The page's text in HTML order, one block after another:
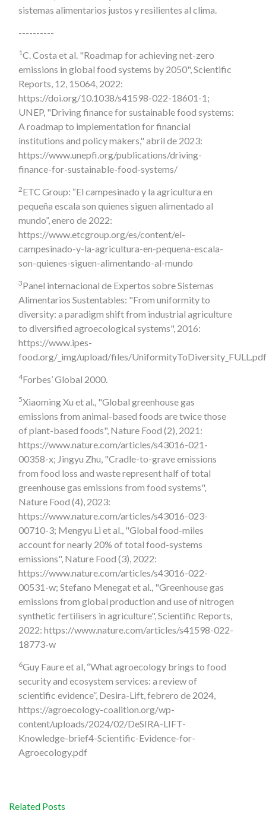
sistemas alimentarios justos y resilientes al clima.
----------
1C. Costa et al. "Roadmap for achieving net-zero
emissions in global food systems by 2050", Scientific
Reports, 12, 15064, 2022:
https://doi.org/10.1038/s41598-022-18601-1;
UNEP, "Driving finance for sustainable food systems:
A roadmap to implementation for financial
institutions and policy makers," abril de 2023:
https://www.unepfi.org/publications/driving-
finance-for-sustainable-food-systems/
2ETC Group: “El campesinado y la agricultura en
pequeña escala son quienes siguen alimentado al
mundo”, enero de 2022:
https://www.etcgroup.org/es/content/el-
campesinado-y-la-agricultura-en-pequena-escala-
son-quienes-siguen-alimentando-al-mundo
3Panel internacional de Expertos sobre Sistemas
Alimentarios Sustentables: "From uniformity to
diversity: a paradigm shift from industrial agriculture
to diversified agroecological systems", 2016:
https://www.ipes-
food.org/_img/upload/files/UniformityToDiversity_FULL.pdf
4Forbes’ Global 2000.
5Xiaoming Xu et al., "Global greenhouse gas
emissions from animal-based foods are twice those
of plant-based foods", Nature Food (2), 2021:
https://www.nature.com/articles/s43016-021-
00358-x; Jingyu Zhu, "Cradle-to-grave emissions
from food loss and waste represent half of total
greenhouse gas emissions from food systems",
Nature Food (4), 2023:
https://www.nature.com/articles/s43016-023-
00710-3; Mengyu Li et al., "Global food-miles
account for nearly 20% of total food-systems
emissions", Nature Food (3), 2022:
https://www.nature.com/articles/s43016-022-
00531-w; Stefano Menegat et al., "Greenhouse gas
emissions from global production and use of nitrogen
synthetic fertilisers in agriculture", Scientific Reports,
2022: https://www.nature.com/articles/s41598-022-
18773-w
6Guy Faure et al, “What agroecology brings to food
security and ecosystem services: a review of
scientific evidence”, Desira-Lift, febrero de 2024,
https://agroecology-coalition.org/wp-
content/uploads/2024/02/DeSIRA-LIFT-
Knowledge-brief4-Scientific-Evidence-for-
Agroecology.pdf
Related Posts